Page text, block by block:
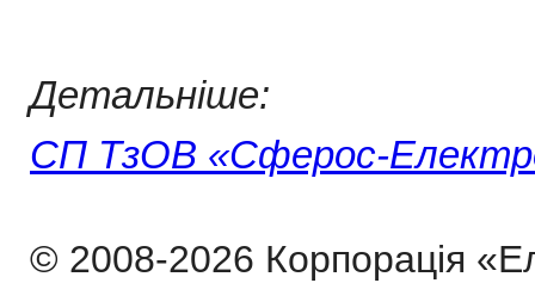
Детальніше:
СП ТзОВ «Сферос-
© 2008-2026 Корпорація